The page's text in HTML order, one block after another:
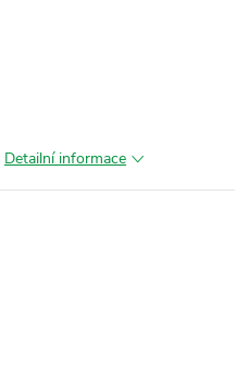
Detailní informace